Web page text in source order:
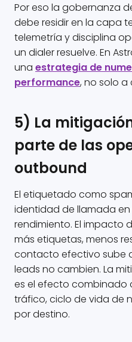
Por eso la gobernanza
debe residir en la capa
telemetría y disciplina
un dialer resuelve. En
una estrategia de
performance, no solo a
5) La
parte de las
outbound
El etiquetado como
identidad de llamada
rendimiento. El impacto
más etiquetas, menos
contacto efectivo sube
leads no cambien. La
es el efecto combinado
tráfico, ciclo de vida de
por destino.